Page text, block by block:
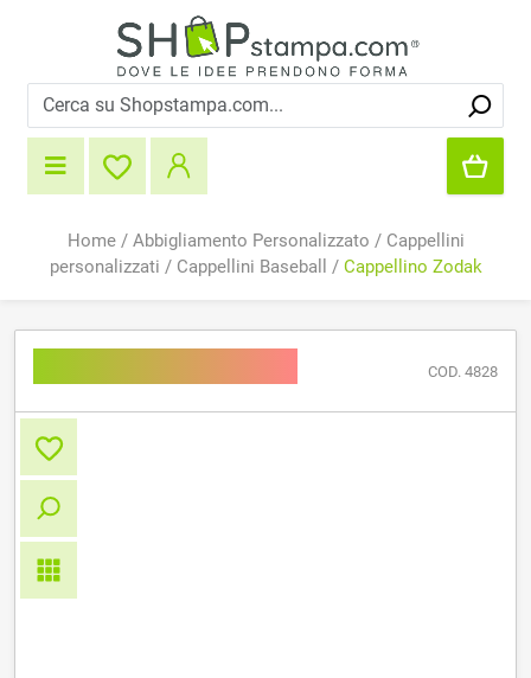
Home/ Abbigliamento Personalizzato / Cappellini
personalizzati / Cappellini Baseball / Cappellino Zodak
COD. 4828